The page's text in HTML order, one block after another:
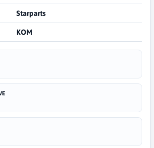
Starparts
KOM